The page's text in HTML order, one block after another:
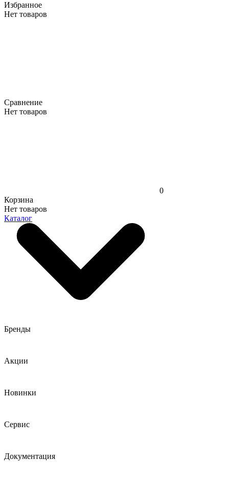
Избранное
Нет товаров
Сравнение
Нет товаров
0
Корзина
Нет товаров
Каталог
Бренды
Акции
Новинки
Сервис
Документация